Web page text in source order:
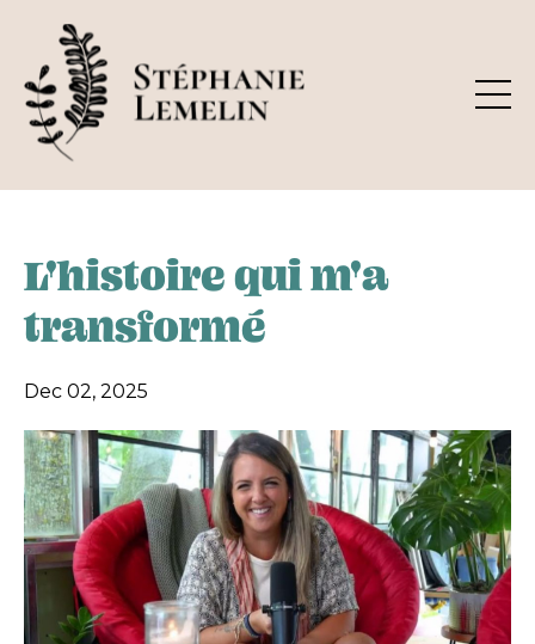
L'histoire qui m'a
transformé
Dec 02, 2025